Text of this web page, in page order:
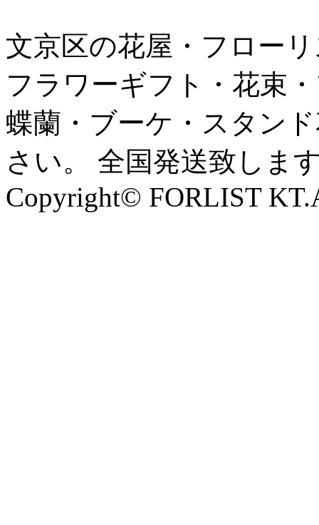
文京区の花屋・フロー
フラワーギフト・花束
蝶蘭・ブーケ・スタン
さい。 全国発送致しま
Copyright© FORLIST